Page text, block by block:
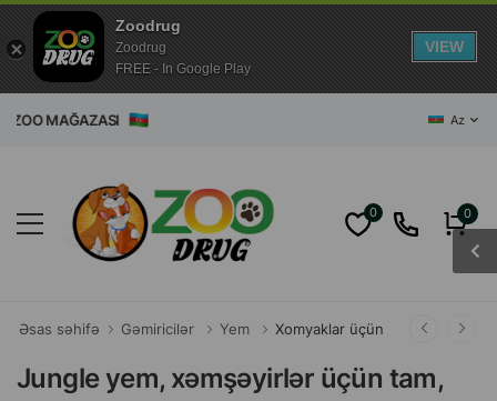
ZOO MAĞAZASI Az
0 0
Əsas səhifə Gəmiricilər Yem Xomyaklar üçün
Jungle yem, xəmşəyirlər üçün tam,
Zoodrug
Zoodrug
FREE - In Google Play
VIEW